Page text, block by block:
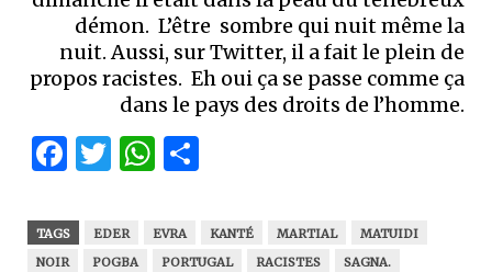
démon. L’être sombre qui nuit même la
nuit. Aussi, sur Twitter, il a fait le plein de
propos racistes. Eh oui ça se passe comme ça
dans le pays des droits de l’homme.
Facebook
Twitter
WhatsApp
TAGS EDER EVRA KANTÉ MARTIAL
MATUIDI
NOIR
POGBA PORTUGAL RACISTES
SAGNA.